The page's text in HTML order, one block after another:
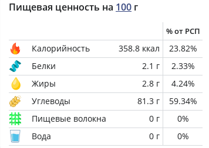
Пищевая ценность на 100 г
% от РСП
Калорийность 358.8 ккал 23.82%
Белки
2.1 г 2.33%
Жиры
2.8 г 4.24%
Углеводы
81.3 г 59.34%
Пищевые волокна
0 г 0%
Вода
0 г 0%